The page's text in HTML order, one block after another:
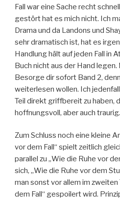
Fall war eine Sache recht
gestört hat es mich nicht. Ich
Drama und da Landons und
sehr dramatisch ist, hat es
Handlung hält auf jeden Fall in
Buch nicht aus der Hand legen.
Besorge dir sofort Band 2,
weiterlesen wollen. Ich
Teil direkt griffbereit zu haben,
hoffnungsvoll, aber auch traurig.
Zum Schluss noch eine kleine
vor dem Fall“ spielt zeitlich
parallel zu „Wie die Ruhe vor
sich, „Wie die Ruhe vor dem
man sonst vor allem im zweiten
dem Fall“ gespoilert wird.